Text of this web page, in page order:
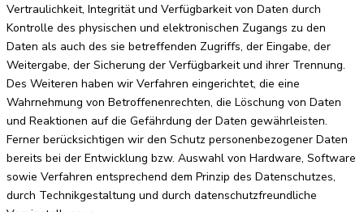
Vertraulichkeit, Integrität und Verfügbarkeit von Daten durch
Kontrolle des physischen und elektronischen Zugangs zu den
Daten als auch des sie betreffenden Zugriffs, der Eingabe, der
Weitergabe, der Sicherung der Verfügbarkeit und ihrer Trennung.
Des Weiteren haben wir Verfahren eingerichtet, die eine
Wahrnehmung von Betroffenenrechten, die Löschung von Daten
und Reaktionen auf die Gefährdung der Daten gewährleisten.
Ferner berücksichtigen wir den Schutz personenbezogener Daten
bereits bei der Entwicklung bzw. Auswahl von Hardware, Software
sowie Verfahren entsprechend dem Prinzip des Datenschutzes,
durch Technikgestaltung und durch datenschutzfreundliche